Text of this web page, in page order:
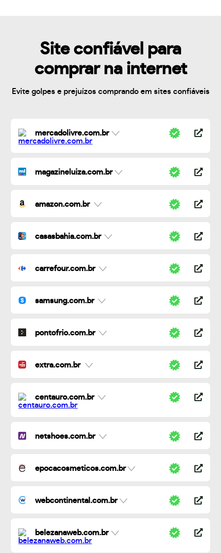
Site confiável para
comprar na internet
Evite golpes e prejuízos comprando em sites confiáveis
mercadolivre.com.br
magazineluiza.com.br
amazon.com.br
casasbahia.com.br
carrefour.com.br
samsung.com.br
pontofrio.com.br
extra.com.br
centauro.com.br
netshoes.com.br
epocacosmeticos.com.br
webcontinental.com.br
belezanaweb.com.br